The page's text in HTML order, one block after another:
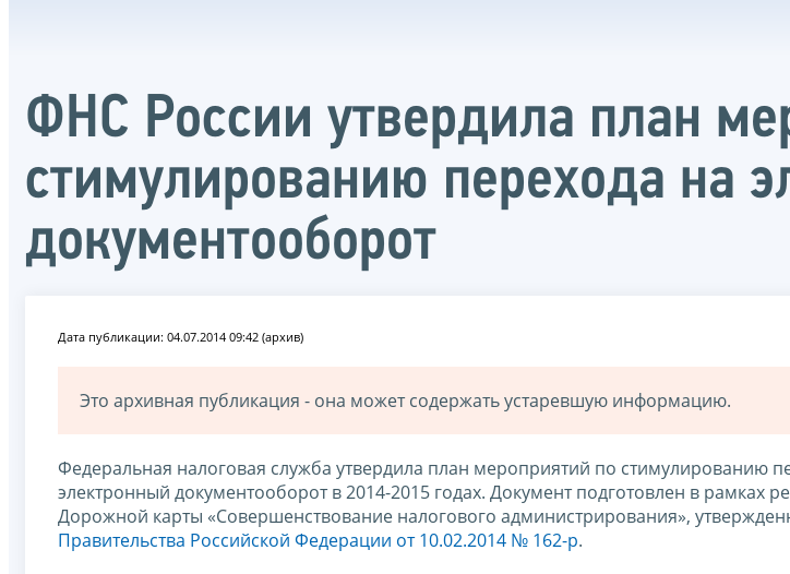
ФНС России утвердила план
стимулированию перехода на
документооборот
Дата публикации: 04.07.2014 09:42 (архив)
Это архивная публикация - она может содержать устаревшую информацию.
Федеральная налоговая служба утвердила план мероприятий по стимулированию
электронный документооборот в 2014-2015 годах. Документ подготовлен в рамках
Дорожной карты «Совершенствование налогового администрирования»,
Правительства Российской Федерации от 10.02.2014 № 162-р.